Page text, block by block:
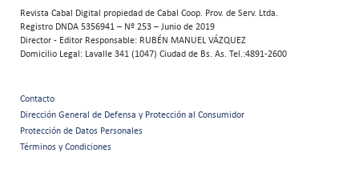
Revista Cabal Digital propiedad de Cabal Coop. Prov. de Serv. Ltda.
Registro DNDA 5356941 – Nº 253 – Junio de 2019
Director - Editor Responsable: RUBÉN MANUEL VÁZQUEZ
Domicilio Legal: Lavalle 341 (1047) Ciudad de Bs. As. Tel.:4891-2600
Menú
secundario
Contacto
Dirección General de Defensa y Protección al Consumidor
Protección de Datos Personales
Términos y Condiciones